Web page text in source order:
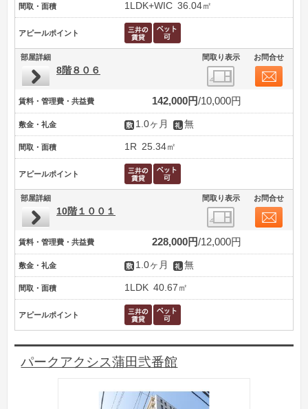
間取・面積 1LDK+WIC 36.04㎡
アピールポイント
部屋詳細 間取り表示 お問合せ
8階８０６
賃料・管理費・共益費 142,000円 10,000円
敷金・礼金 1.0ヶ月 無
間取・面積 1R 25.34㎡
アピールポイント
部屋詳細 間取り表示 お問合せ
10階１００１
賃料・管理費・共益費 228,000円 12,000円
敷金・礼金 1.0ヶ月 無
間取・面積 1LDK 40.67㎡
アピールポイント
パークアクシス蒲田弐番館